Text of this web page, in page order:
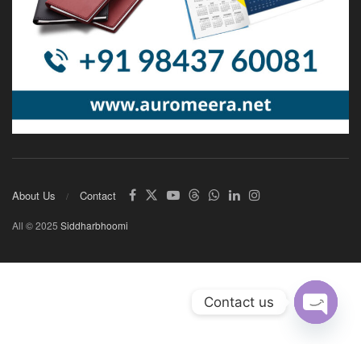
About Us Contact
All © 2025 Siddharbhoomi
Contact us